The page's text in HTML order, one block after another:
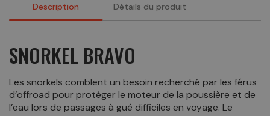
Description Détails du produit
SNORKEL BRAVO
Les snorkels comblent un besoin recherché par les férus
d’offroad pour protéger le moteur de la poussière et de
l’eau lors de passages à gué difficiles en voyage. Le